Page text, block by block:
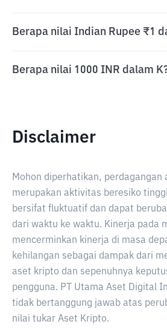
Berapa nilai Indian Rupee ₹1
Berapa nilai 1000 INR dalam
Disclaimer
Mohon diperhatikan, perdagangan
merupakan aktivitas beresiko
bersifat fluktuatif dan dapat
dari waktu ke waktu. Kinerja pada
mencerminkan kinerja di masa
kehilangan sebagai dampak dari
aset kripto dan sepenuhnya
pengguna. PT Utama Aset Digital
tidak bertanggung jawab atas
nilai tukar Aset Kripto.